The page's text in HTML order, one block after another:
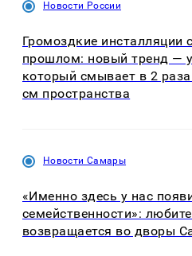
Новости России
Громоздкие инсталляции
прошлом: новый тренд —
который смывает в 2
см пространства
Новости Самары
«Именно здесь у нас
семейственности»:
возвращается во дворы